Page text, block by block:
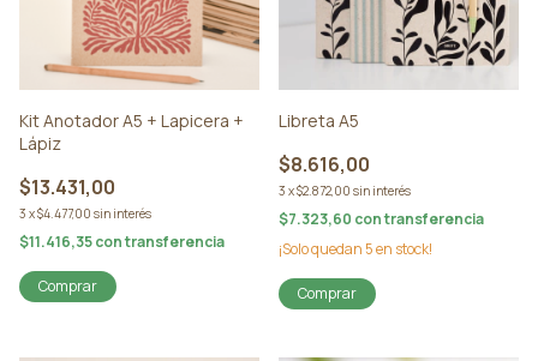
Kit Anotador A5 + Lapicera +
Lápiz
$13.431,00
3 x$4.477,00 sin interés
$11.416,35contransferencia
Comprar
Libreta A5
$8.616,00
3 x$2.872,00 sin interés
$7.323,60 contransferencia
¡Solo quedan 5en stock!
Comprar